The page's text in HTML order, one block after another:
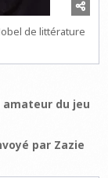
de littérature
amateur du jeu
par Zazie